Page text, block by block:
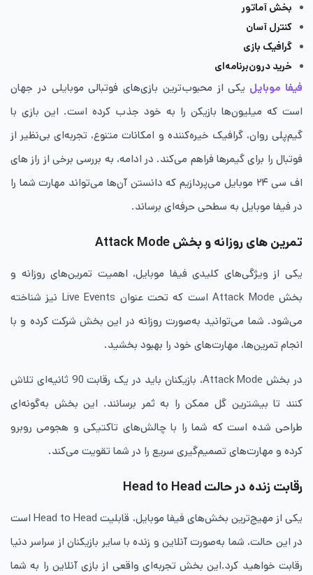
بخش آماتور
کنترل آسان
گرافیک بازی
خرید درون‌برنامه‌ای
فیفا موبایل یکی از محبوب‌ترین بازی‌های فوتبالی موبایلی در جهان
است که میلیون‌ها بازیکن را به خود جذب کرده است. این بازی با
گیم‌پلی روان، گرافیک خیره‌کننده و امکانات متنوع، تجربه‌ای بی‌نظیر از
فوتبال را برای گیمرها فراهم می‌کند. در ادامه، به بررسی برخی از راز های
اف سی ۲۴ موبایل می‌پردازیم که دانستن آن‌ها می‌تواند مهارت شما را
در فیفا موبایل به سطحی حرفه‌ای برساند.
تمرین های روزانه و بخش Attack Mode
یکی از ویژگی‌های کلیدی فیفا موبایل، اهمیت تمرین‌های روزانه و
بخش Attack Mode است که تحت عنوان Live Events نیز شناخته
می‌شود. شما می‌توانید به‌صورت روزانه در این بخش شرکت کرده و با
انجام تمرین‌ها، مهارت‌های خود را بهبود بخشید.
در بخش Attack Mode، بازیکنان باید در یک رقابت 90 ثانیه‌ای تلاش
کنند تا بیشترین گل ممکن را به ثمر برسانند. این بخش به‌گونه‌ای
طراحی شده است که شما را با چالش‌های تاکتیکی و هجومی روبرو
کرده و مهارت‌های تصمیم‌گیری سریع را در شما تقویت می‌کند.
رقابت زنده در حالت Head to Head
یکی از مهیج‌ترین بخش‌های فیفا موبایل، قابلیت Head to Head است
در این حالت، شما به‌صورت آنلاین و زنده با سایر بازیکنان از سراسر دنیا
رقابت خواهید کرد.این بخش تجربه‌ای واقعی از بازی آنلاین را به شما